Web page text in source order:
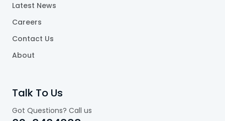
Latest News
Careers
Contact Us
About
Talk To Us
Got Questions? Call us